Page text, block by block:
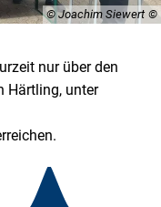
© Joachim Siewert
nur über den
Härtling, unter